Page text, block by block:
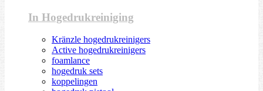
In Hogedrukreiniging
Kränzle hogedrukreinigers
Active hogedrukreinigers
foamlance
hogedruk sets
koppelingen